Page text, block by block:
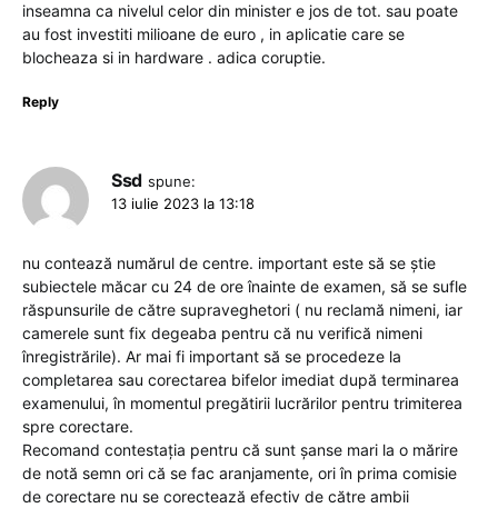
inseamna ca nivelul celor din minister e jos de tot. sau poate
au fost investiti milioane de euro , in aplicatie care se
blocheaza si in hardware . adica coruptie.
Reply
Ssd spune:
13 iulie 2023 la 13:18
nu contează numărul de centre. important este să se știe
subiectele măcar cu 24 de ore înainte de examen, să se sufle
răspunsurile de către supraveghetori ( nu reclamă nimeni, iar
camerele sunt fix degeaba pentru că nu verifică nimeni
înregistrările). Ar mai fi important să se procedeze la
completarea sau corectarea bifelor imediat după terminarea
examenului, în momentul pregătirii lucrărilor pentru trimiterea
spre corectare.
Recomand contestația pentru că sunt șanse mari la o mărire
de notă semn ori că se fac aranjamente, ori în prima comisie
de corectare nu se corectează efectiv de către ambii